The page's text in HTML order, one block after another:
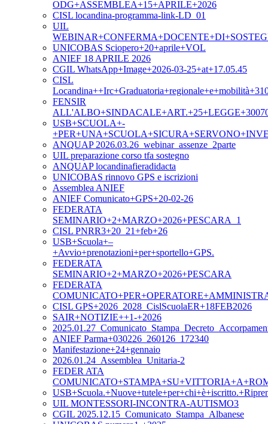
ODG+ASSEMBLEA+15+APRILE+2026
CISL locandina-programma-link-LD_01
UIL
UNICOBAS Sciopero+20+aprile+VOL
ANIEF 18 APRILE 2026
CGIL WhatsApp+Image+2026-03-25+at+17.05.45
CISL
FENSIR
USB+SCUOLA+-
ANQUAP 2026.03.26_webinar_assenze_2parte
UIL preparazione corso tfa sostegno
ANQUAP locandinafieradidacta
UNICOBAS rinnovo GPS e iscrizioni
Assemblea ANIEF
ANIEF Comunicato+GPS+20-02-26
FEDERATA
SEMINARIO+2+MARZO+2026+PESCARA_1
CISL PNRR3+20_21+feb+26
USB+Scuola+–
+Avvio+prenotazioni+per+sportello+GPS.
FEDERATA
SEMINARIO+2+MARZO+2026+PESCARA
FEDERATA
CISL GPS+2026_2028_CislScuolaER+18FEB2026
SAIR+NOTIZIE++1-+2026
ANIEF Parma+030226_260126_172340
Manifestazione+24+gennaio
2026.01.24_Assemblea_Unitaria-2
FEDER ATA
UIL MONTESSORI-INCONTRA-AUTISMO3
CGIL 2025.12.15_Comunicato_Stampa_Albanese